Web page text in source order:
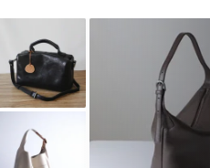
是在日本製造的世界上沒有兩個